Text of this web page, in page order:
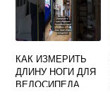
КАК ИЗМЕРИТЬ
ДЛИНУ НОГИ ДЛЯ
ВЕЛОСИПЕДА